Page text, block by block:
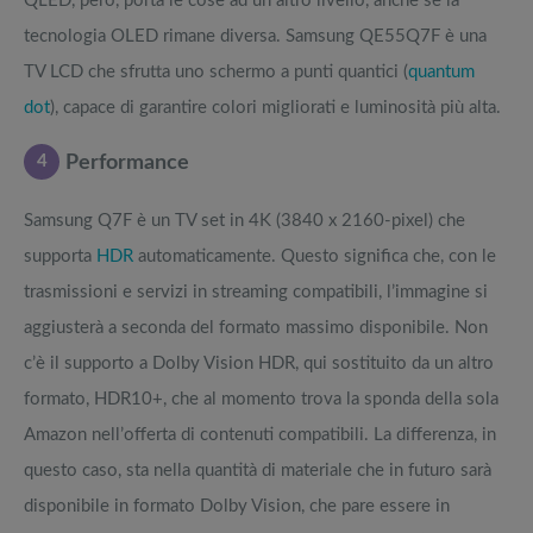
tecnologia OLED rimane diversa. Samsung QE55Q7F è una
TV LCD che sfrutta uno schermo a punti quantici (quantum
dot), capace di garantire colori migliorati e luminosità più alta.
4 Performance
Samsung Q7F è un TV set in 4K (3840 x 2160-pixel) che
supporta HDR automaticamente. Questo significa che, con le
trasmissioni e servizi in streaming compatibili, l’immagine si
aggiusterà a seconda del formato massimo disponibile. Non
c’è il supporto a Dolby Vision HDR, qui sostituito da un altro
formato, HDR10+, che al momento trova la sponda della sola
Amazon nell’offerta di contenuti compatibili. La differenza, in
questo caso, sta nella quantità di materiale che in futuro sarà
disponibile in formato Dolby Vision, che pare essere in